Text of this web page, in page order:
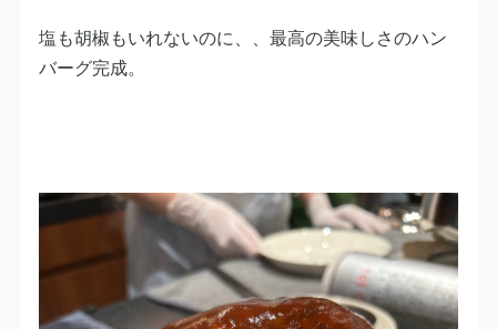
塩も胡椒もいれないのに、、最高の美味しさのハン
バーグ完成。